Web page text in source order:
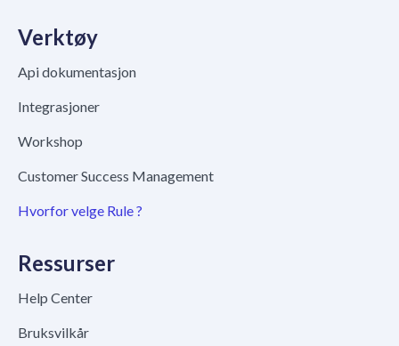
Verktøy
Api dokumentasjon
Integrasjoner
Workshop
Customer Success Management
Hvorfor velge Rule ?
Ressurser
Help Center
Bruksvilkår